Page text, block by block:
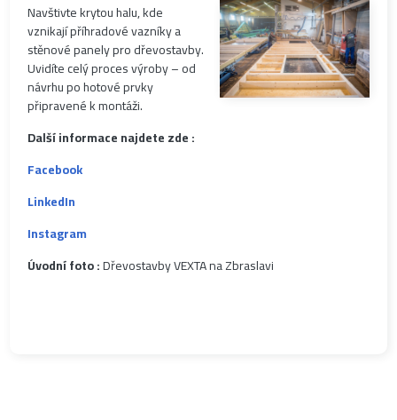
Navštivte krytou halu, kde
vznikají příhradové vazníky a
stěnové panely pro dřevostavby.
Uvidíte celý proces výroby – od
návrhu po hotové prvky
připravené k montáži.
Další informace najdete zde:
Facebook
LinkedIn
Instagram
Úvodní foto :Dřevostavby VEXTA na Zbraslavi